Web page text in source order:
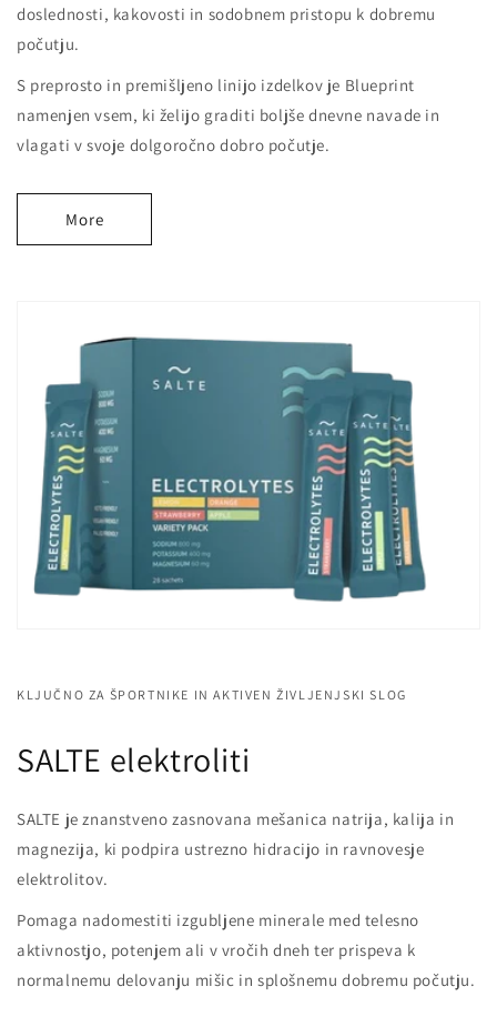
doslednosti, kakovosti in sodobnem pristopu k dobremu
počutju.
S preprosto in premišljeno linijo izdelkov je Blueprint
namenjen vsem, ki želijo graditi boljše dnevne navade in
vlagati v svoje dolgoročno dobro počutje.
More
KLJUČNO ZA ŠPORTNIKE IN AKTIVEN ŽIVLJENJSKI SLOG
SALTE elektroliti
SALTE je znanstveno zasnovana mešanica natrija, kalija in
magnezija, ki podpira ustrezno hidracijo in ravnovesje
elektrolitov.
Pomaga nadomestiti izgubljene minerale med telesno
aktivnostjo, potenjem ali v vročih dneh ter prispeva k
normalnemu delovanju mišic in splošnemu dobremu počutju.